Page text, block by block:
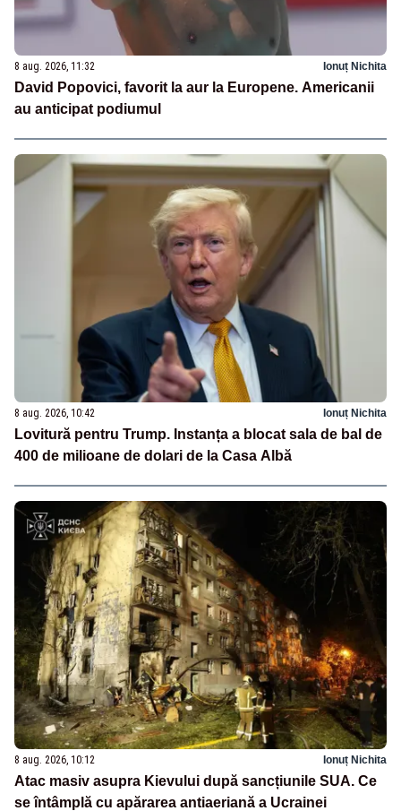
8 aug. 2026, 11:32 Ionuț Nichita
David Popovici, favorit la aur la Europene. Americanii
au anticipat podiumul
8 aug. 2026, 10:42 Ionuț Nichita
Lovitură pentru Trump. Instanța a blocat sala de bal de
400 de milioane de dolari de la Casa Albă
8 aug. 2026, 10:12 Ionuț Nichita
Atac masiv asupra Kievului după sancțiunile SUA. Ce
se întâmplă cu apărarea antiaeriană a Ucrainei